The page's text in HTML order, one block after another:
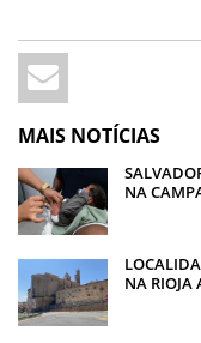
MAIS NOTÍCIAS
NA
NA RIOJA